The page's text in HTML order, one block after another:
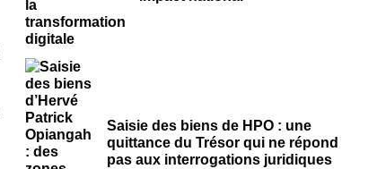
Saisie des biens de HPO : une
quittance du Trésor qui ne répond
pas aux interrogations juridiques